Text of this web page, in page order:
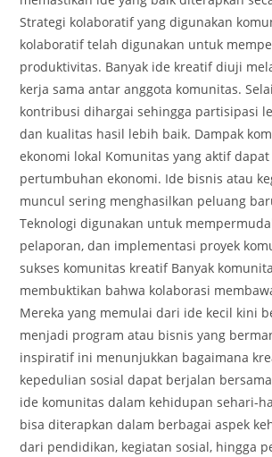
Strategi kolaboratif yang digunakan
kolaboratif telah digunakan untuk
produktivitas. Banyak ide kreatif diuji
kerja sama antar anggota komunitas.
kontribusi dihargai sehingga partisipasi
dan kualitas hasil lebih baik. Dampak
ekonomi lokal Komunitas yang aktif
pertumbuhan ekonomi. Ide bisnis atau
muncul sering menghasilkan peluang
Teknologi digunakan untuk
pelaporan, dan implementasi proyek
sukses komunitas kreatif Banyak
membuktikan bahwa kolaborasi
Mereka yang memulai dari ide kecil kini
menjadi program atau bisnis yang
inspiratif ini menunjukkan bagaimana
kepedulian sosial dapat berjalan
ide komunitas dalam kehidupan sehari-
bisa diterapkan dalam berbagai aspek
dari pendidikan, kegiatan sosial, hingga